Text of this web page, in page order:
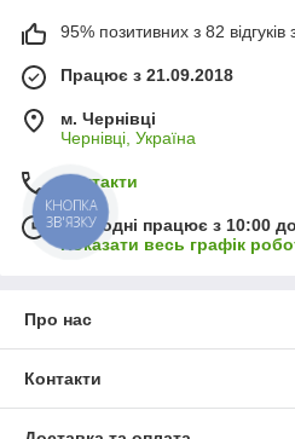
95% позитивних з 82 відгуків
Працює з 21.09.2018
м. Чернівці
Чернівці, Україна
Контакти
Сьогодні працює з 10:00
Показати весь графік
Про нас
Контакти
КНОПКА
ЗВ'ЯЗКУ